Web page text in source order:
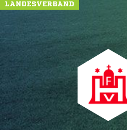
LANDESVERBAND